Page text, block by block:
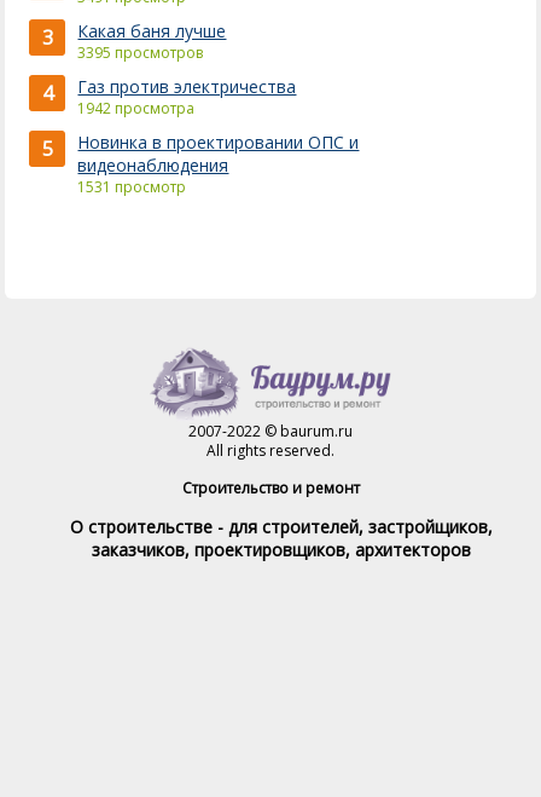
3 Какая баня лучше
3395 просмотров
4 Газ против электричества
1942 просмотра
5
Новинка в проектировании ОПС и
видеонаблюдения
1531 просмотр
2007-2022 © baurum.ru
All rights reserved.
Строительство и ремонт
О строительстве - для строителей, застройщиков,
заказчиков, проектировщиков, архитекторов